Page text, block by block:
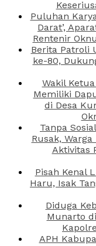
Puluhan
Darat’,
Rentenir
Berita Patroli
ke-80,
Wakil
Memiliki
di Desa
Tanpa
Rusak,
Aktivitas
Pisah Kenal
Haru, Isak
Diduga
Munarto
APH